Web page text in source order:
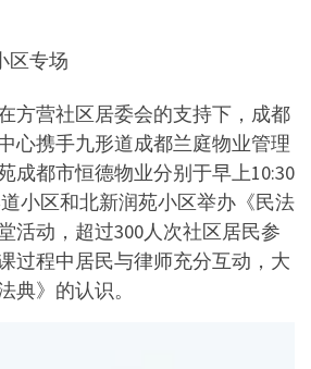
区专场
方营社区居委会的支持下，成都
心携手九形道成都兰庭物业管理
成都市恒德物业分别于早上10:30
小区和北新润苑小区举办《民法
活动，超过300人次社区居民参
过程中居民与律师充分互动，大
典》的认识。